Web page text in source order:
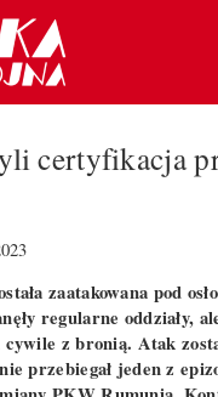
certyfikacja
zaatakowana pod
regularne oddziały,
z bronią. Atak
przebiegał jeden z